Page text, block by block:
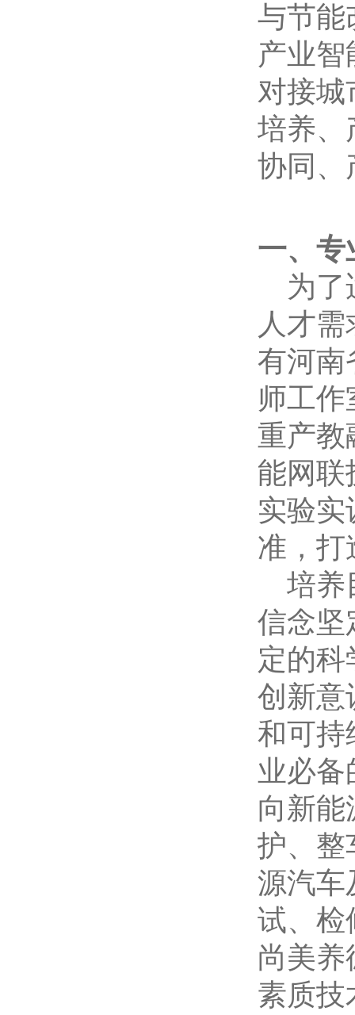
与节能
产业
对接城
培养、
协同、
一、专
为了
人才
有河南
师工
重产教
能网联
实验实
准，打
培养
信念坚
定的
创新意
和可持
业必备
向新能
护、整
源汽车
试、检
尚美养
素质技